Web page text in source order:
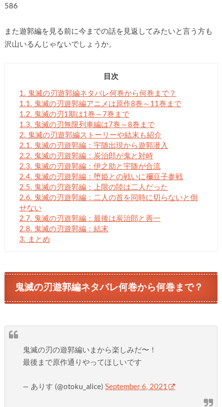
586
また遊郭編を見る前に今までの話を見返してみたいと言う方も
沢山いるんじゃないでしょうか。
目次
1. 鬼滅の刃遊郭編ネタバレ何巻から何巻まで？
1.1. 鬼滅の刃遊郭編アニメは原作8巻～11巻まで
1.2. 鬼滅の刃1期は1巻～7巻まで
1.3. 鬼滅の刃無限列車編は7巻～8巻まで
2. 鬼滅の刃遊郭編ストーリーや結末も紹介
2.1. 鬼滅の刃遊郭編：宇随出現から遊郭潜入
2.2. 鬼滅の刃遊郭編：炭治郎が鬼と対峙
2.3. 鬼滅の刃遊郭編：伊之助と宇随が合流
2.4. 鬼滅の刃遊郭編：堕姫との戦いに禰豆子参戦
2.5. 鬼滅の刃遊郭編：上限の陸は二人だった
2.6. 鬼滅の刃遊郭編：二人の首を同時に切らないと倒
せない
2.7. 鬼滅の刃遊郭編：最後は炭治郎と善一
2.8. 鬼滅の刃遊郭編：結末
3. まとめ
鬼滅の刃遊郭編ネタバレ何巻から何巻まで？
鬼滅の刃の遊郭編いまから楽しみだ〜！
最後まで原作通りやってほしいです
— ありす (@otoku_alice)September 6, 2021